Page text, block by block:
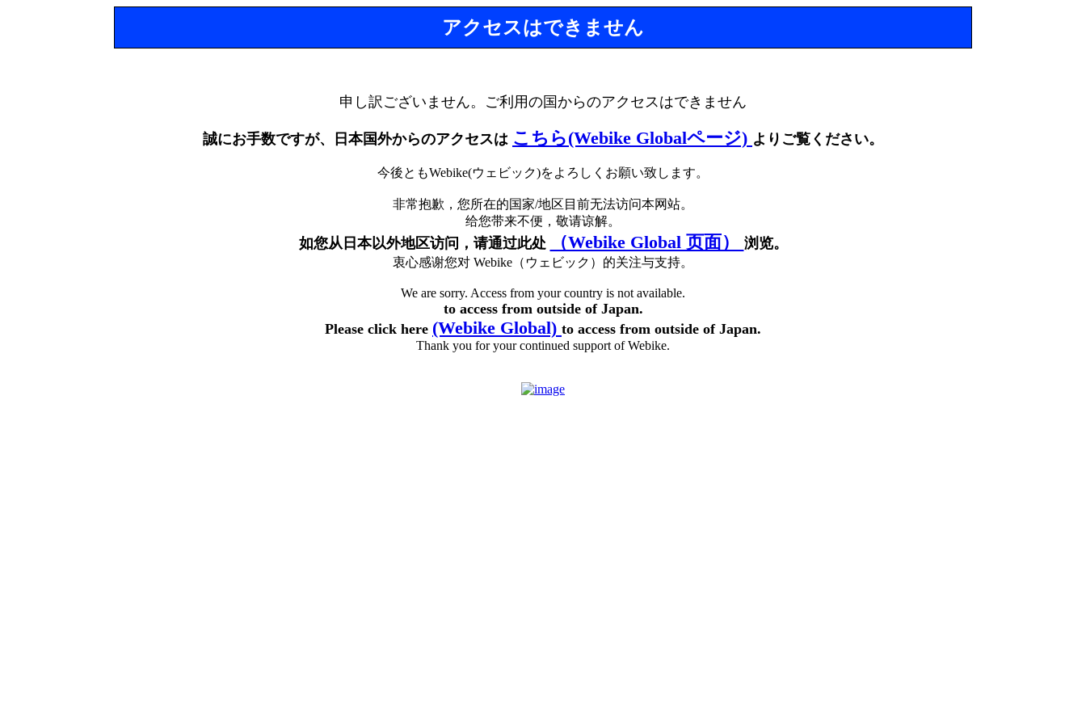
アクセスはできません
申し訳ございません。ご利用の国からのアクセスはできません
誠にお手数ですが、日本国外からのアクセスは こちら(Webike Globalページ) よりご覧ください。
今後ともWebike(ウェビック)をよろしくお願い致します。
非常抱歉，您所在的国家/地区目前无法访问本网站。
给您带来不便，敬请谅解。
如您从日本以外地区访问，请通过此处 （Webike Global 页面） 浏览。
衷心感谢您对 Webike（ウェビック）的关注与支持。
We are sorry. Access from your country is not available.
to access from outside of Japan.
Please click here (Webike Global) to access from outside of Japan.
Thank you for your continued support of Webike.